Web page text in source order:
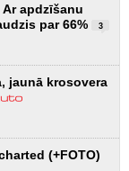
apdzīšanu
par 66%
3
jaunā krosovera
(+FOTO)